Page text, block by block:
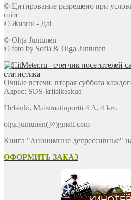
© Цитирование разрешено при
сайт
© Жизни - Да!
© Olga Juntunen
© foto by Sofia & Olga Juntunen
Очные встечи: вторая суббота
Адрес: SOS-kriisikeskus
Helsinki, Maistraatinportti 4 A, 4 krs.
olga.juntunen(@)gmail.com
Книга "Анонимные депрессивные"
ОФОРМИТЬ ЗАКАЗ